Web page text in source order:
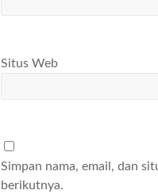
Situs Web
Simpan nama, email, dan
berikutnya.